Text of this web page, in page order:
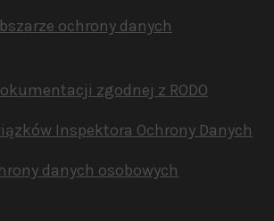
ochrony danych
zgodnej z RODO
Inspektora Ochrony Danych
danych osobowych